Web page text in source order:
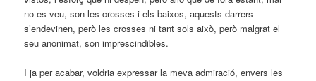
no es veu, son les crosses i els baixos, aquests darrers
s’endevinen, però les crosses ni tant sols això, però malgrat el
seu anonimat, son imprescindibles.
I ja per acabar, voldria expressar la meva admiració, envers les